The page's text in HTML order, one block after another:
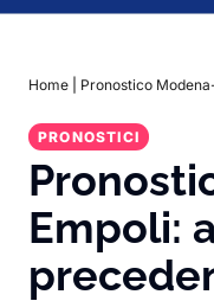
Home Pronostico
PRONOSTICI
Empoli: